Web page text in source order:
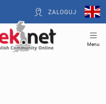
ZALOGUJ
Menu